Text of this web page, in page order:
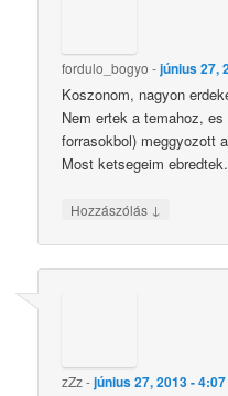
fordulo_bogyo -június 27,
Koszonom, nagyon
Nem ertek a temahoz,
forrasokbol) meggyozott
Most ketsegeim ebredtek.
Hozzászólás ↓
zZz-június 27, 2013 -